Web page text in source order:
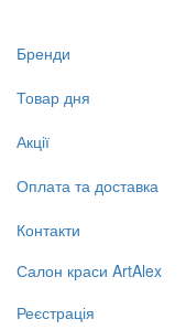
Бренди
Товар дня
Акції
Оплата та доставка
Контакти
Салон краси ArtAlex
Реєстрація